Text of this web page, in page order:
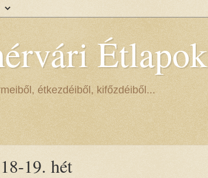
Étlapok
étkezdéiből, kifőzdéiből...
19. hét